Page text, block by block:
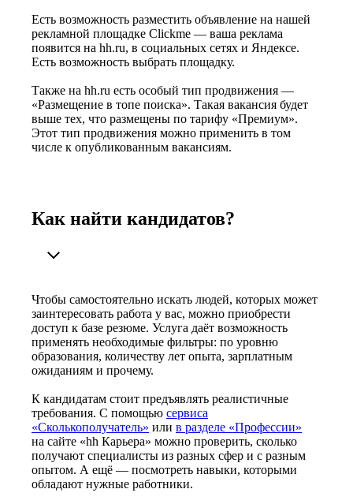
Есть возможность разместить объявление на нашей
рекламной площадке Clickme — ваша реклама
появится на hh.ru, в социальных сетях и Яндексе.
Есть возможность выбрать площадку.
Также на hh.ru есть особый тип продвижения —
«Размещение в топе поиска». Такая вакансия будет
выше тех, что размещены по тарифу «Премиум».
Этот тип продвижения можно применить в том
числе к опубликованным вакансиям.
Как найти кандидатов?
Чтобы самостоятельно искать людей, которых может
заинтересовать работа у вас, можно приобрести
доступ к базе резюме. Услуга даёт возможность
применять необходимые фильтры: по уровню
образования, количеству лет опыта, зарплатным
ожиданиям и прочему.
К кандидатам стоит предъявлять реалистичные
требования. С помощью сервиса
«Сколькополучатель» или в разделе «Профессии»
на сайте «hh Карьера» можно проверить, сколько
получают специалисты из разных сфер и с разным
опытом. А ещё — посмотреть навыки, которыми
обладают нужные работники.